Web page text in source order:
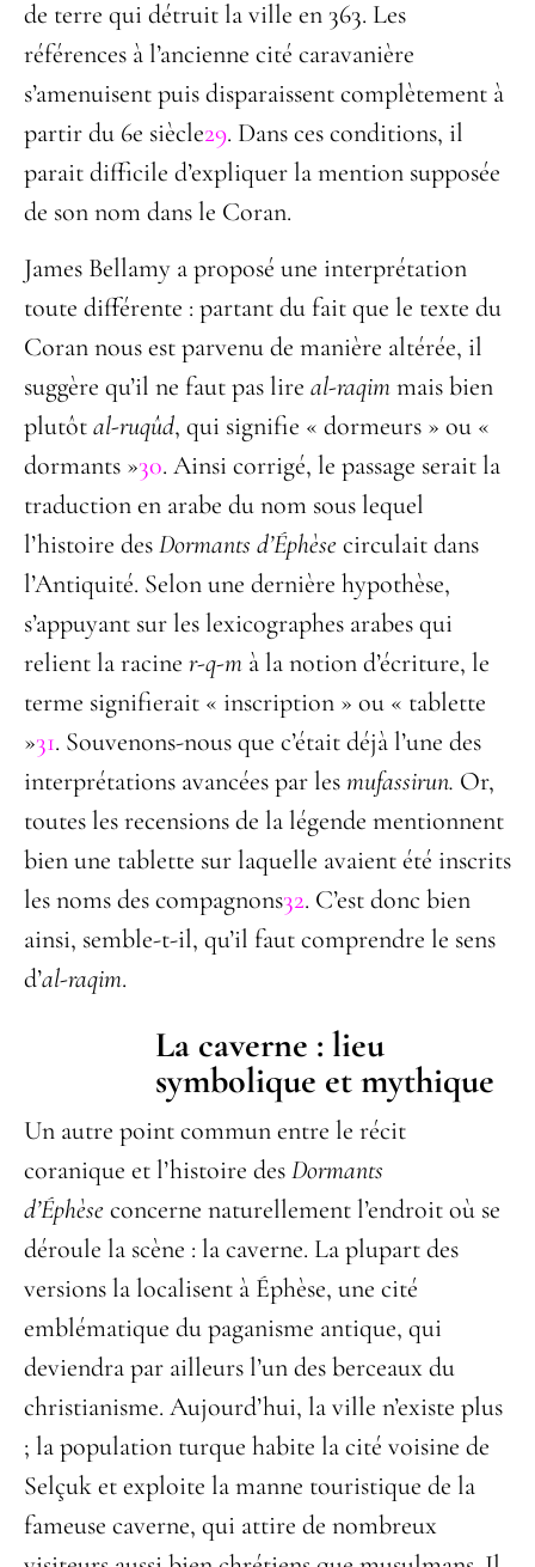
de terre qui détruit la ville en 363. Les
références à l’ancienne cité caravanière
s’amenuisent puis disparaissent complètement à
partir du 6e siècle29. Dans ces conditions, il
parait difficile d’expliquer la mention supposée
de son nom dans le Coran.
James Bellamy a proposé une interprétation
toute différente : partant du fait que le texte du
Coran nous est parvenu de manière altérée, il
suggère qu’il ne faut pas lire al-raqimmais bien
plutôtal-ruqûd, qui signifie « dormeurs » ou «
dormants »30. Ainsi corrigé, le passage serait la
traduction en arabe du nom sous lequel
l’histoire desDormants d’Éphèsecirculait dans
l’Antiquité. Selon une dernière hypothèse,
s’appuyant sur les lexicographes arabes qui
relient la racine r-q-m à la notion d’écriture, le
terme signifierait « inscription » ou « tablette
»31. Souvenons-nous que c’était déjà l’une des
interprétations avancées par lesmufassirun. Or,
toutes les recensions de la légende mentionnent
bien une tablette sur laquelle avaient été inscrits
les noms des compagnons32. C’est donc bien
ainsi, semble-t-il, qu’il faut comprendre le sens
d’al-raqim.
La caverne : lieu
symbolique et mythique
Un autre point commun entre le récit
coranique et l’histoire desDormants
d’Éphèseconcerne naturellement l’endroit où se
déroule la scène : la caverne. La plupart des
versions la localisent à Éphèse, une cité
emblématique du paganisme antique, qui
deviendra par ailleurs l’un des berceaux du
christianisme. Aujourd’hui, la ville n’existe plus
; la population turque habite la cité voisine de
Selçuk et exploite la manne touristique de la
fameuse caverne, qui attire de nombreux